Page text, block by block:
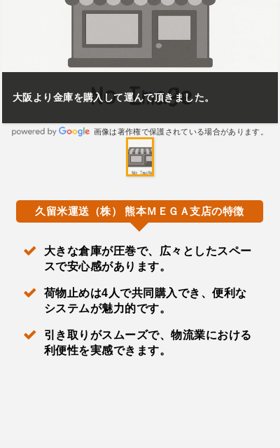
大阪より金庫を購入して運んで頂きました。
画像は著作権で保護されている場合があります。
久留米運送（株） 熊本ＭＥＧＡ支店の特徴
大きな倉庫が圧巻で、広々としたスペー
スで安心感があります。
荷物止めは4人で共同購入でき、便利な
システムが魅力的です。
引き取りがスムーズで、物流業における
利便性を実感できます。